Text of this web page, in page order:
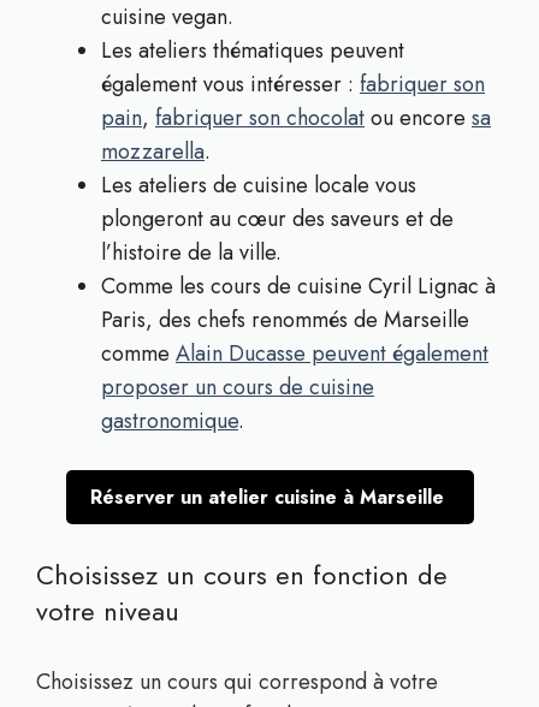
cuisine vegan.
Les ateliers thématiques peuvent
également vous intéresser : fabriquer son
pain, fabriquer son chocolatou encore sa
mozzarella.
Les ateliers de cuisine locale vous
plongeront au cœur des saveurs et de
l’histoire de la ville.
Comme les cours de cuisine Cyril Lignac à
Paris, des chefs renommés de Marseille
comme Alain Ducasse peuvent également
proposer un cours de cuisine
gastronomique.
Réserver un atelier cuisine à Marseille
Choisissez un cours en fonction de
votre niveau
Choisissez un cours qui correspond à votre